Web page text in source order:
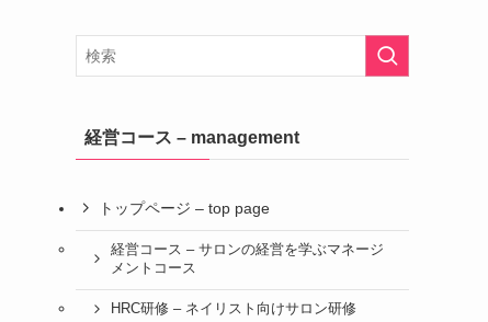
経営コース – management
トップページ – top page
経営コース – サロンの経営を学ぶマネージ
メントコース
HRC研修 – ネイリスト向けサロン研修